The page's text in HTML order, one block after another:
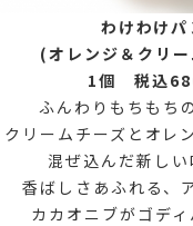
わけわけパ
(オレンジ＆クリ
1個 税込
ふんわりもちもち
クリームチーズとオレ
混ぜ込んだ新しい
香ばしさあふれる、
カカオニブがゴディ